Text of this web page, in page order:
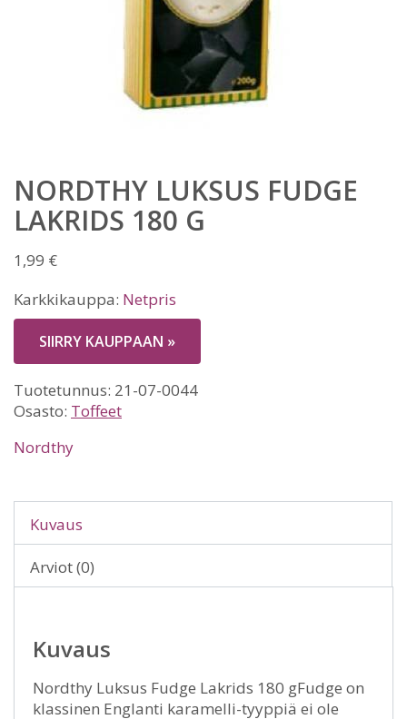
NORDTHY LUKSUS FUDGE
LAKRIDS 180 G
1,99 €
Karkkikauppa: Netpris
SIIRRY KAUPPAAN »
Tuotetunnus: 21-07-0044
Osasto: Toffeet
Nordthy
Kuvaus
Arviot (0)
Kuvaus
Nordthy Luksus Fudge Lakrids 180 gFudge on
klassinen Englanti karamelli-tyyppiä ei ole